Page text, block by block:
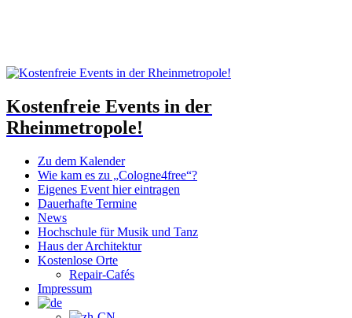
Kostenfreie Events in der
Rheinmetropole!
Zu dem Kalender
Wie kam es zu „Cologne4free“?
Eigenes Event hier eintragen
Dauerhafte Termine
News
Hochschule für Musik und Tanz
Haus der Architektur
Kostenlose Orte
Repair-Cafés
Impressum